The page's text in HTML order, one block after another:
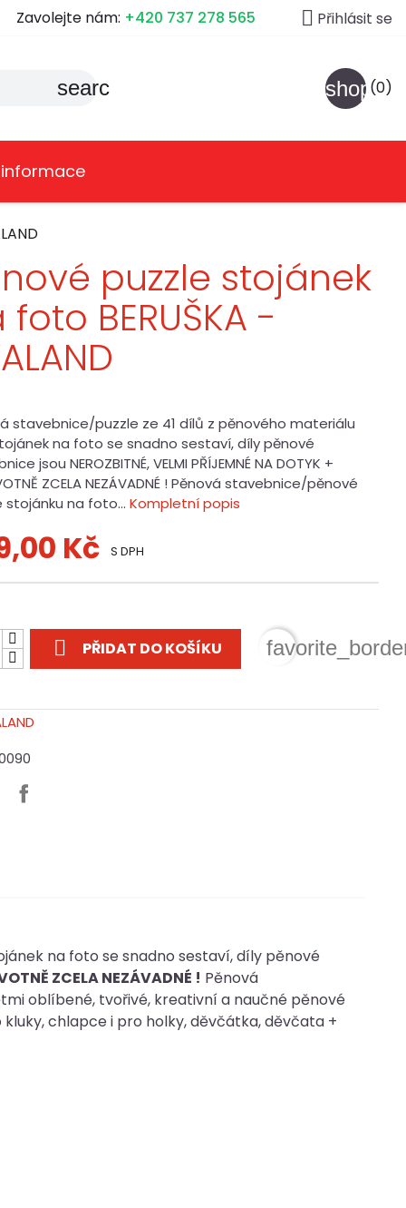
Zavolejte nám: +420 737 278 565  Přihlásit se
search (0)
puzzle stojánek
BERUŠKA -
stavebnice/puzzle ze 41 dílů z pěnového materiálu
na foto se snadno sestaví, díly pěnové
jsou NEROZBITNÉ, VELMI PŘÍJEMNÉ NA DOTYK +
ZCELA NEZÁVADNÉ ! Pěnová stavebnice/pěnové
stojánku na foto...Kompletní popis
Kč S DPH
 PŘIDAT DO KOŠÍKU
na foto se snadno sestaví, díly pěnové
ZCELA NEZÁVADNÉ ! Pěnová
oblíbené, tvořivé, kreativní a naučné pěnové
chlapce i pro holky, děvčátka, děvčata +